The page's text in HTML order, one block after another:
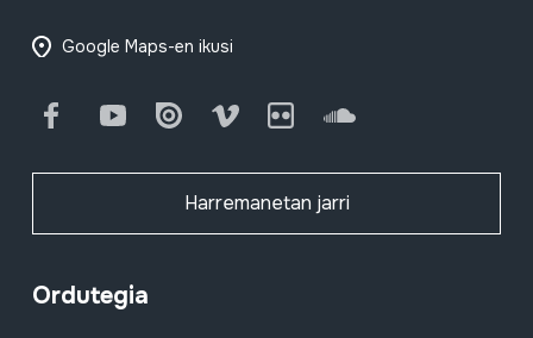
Google Maps-en ikusi
FacebookYoutube Issuu Vimeo Flickr SoundCloud
Harremanetan jarri
Ordutegia